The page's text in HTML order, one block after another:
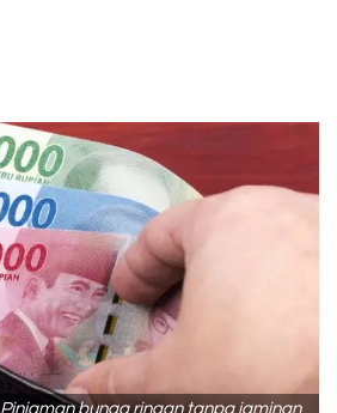
Pinjaman bunga ringan tanpa jaminan